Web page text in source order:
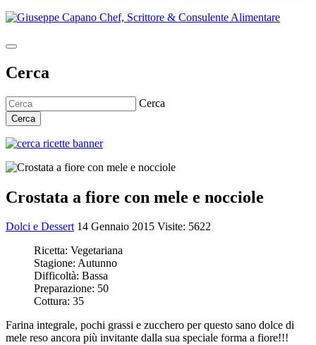
Cerca
Cerca
Cerca
Crostata a fiore con mele e nocciole
Dolci e Dessert 14 Gennaio 2015 Visite: 5622
Ricetta: Vegetariana
Stagione: Autunno
Difficoltà: Bassa
Preparazione: 50
Cottura: 35
Farina integrale, pochi grassi e zucchero per questo sano dolce di
mele reso ancora più invitante dalla sua speciale forma a fiore!!!